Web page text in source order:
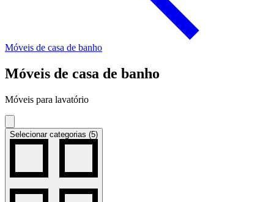
Móveis de casa de banho
Móveis de casa de banho
Móveis para lavatório
Selecionar categorias (5)